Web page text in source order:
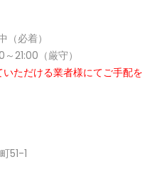
（必着）
21:00（厳守）
ただける業者様にてご手配を
51-1